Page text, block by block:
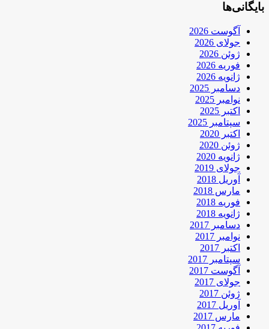
بایگانی‌ها
آگوست 2026
جولای 2026
ژوئن 2026
فوریه 2026
ژانویه 2026
دسامبر 2025
نوامبر 2025
اکتبر 2025
سپتامبر 2025
اکتبر 2020
ژوئن 2020
ژانویه 2020
جولای 2019
آوریل 2018
مارس 2018
فوریه 2018
ژانویه 2018
دسامبر 2017
نوامبر 2017
اکتبر 2017
سپتامبر 2017
آگوست 2017
جولای 2017
ژوئن 2017
آوریل 2017
مارس 2017